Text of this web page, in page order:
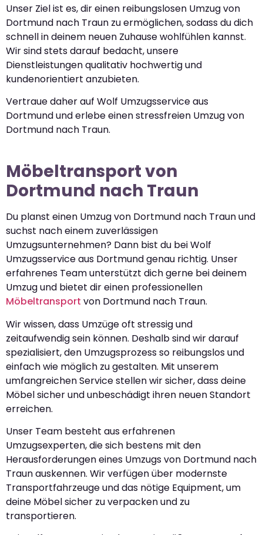
Unser Ziel ist es, dir einen reibungslosen Umzug von
Dortmund nach Traun zu ermöglichen, sodass du dich
schnell in deinem neuen Zuhause wohlfühlen kannst.
Wir sind stets darauf bedacht, unsere
Dienstleistungen qualitativ hochwertig und
kundenorientiert anzubieten.
Vertraue daher auf Wolf Umzugsservice aus
Dortmund und erlebe einen stressfreien Umzug von
Dortmund nach Traun.
Möbeltransport von
Dortmund nach Traun
Du planst einen Umzug von Dortmund nach Traun und
suchst nach einem zuverlässigen
Umzugsunternehmen? Dann bist du bei Wolf
Umzugsservice aus Dortmund genau richtig. Unser
erfahrenes Team unterstützt dich gerne bei deinem
Umzug und bietet dir einen professionellen
Möbeltransport von Dortmund nach Traun.
Wir wissen, dass Umzüge oft stressig und
zeitaufwendig sein können. Deshalb sind wir darauf
spezialisiert, den Umzugsprozess so reibungslos und
einfach wie möglich zu gestalten. Mit unserem
umfangreichen Service stellen wir sicher, dass deine
Möbel sicher und unbeschädigt ihren neuen Standort
erreichen.
Unser Team besteht aus erfahrenen
Umzugsexperten, die sich bestens mit den
Herausforderungen eines Umzugs von Dortmund nach
Traun auskennen. Wir verfügen über modernste
Transportfahrzeuge und das nötige Equipment, um
deine Möbel sicher zu verpacken und zu
transportieren.